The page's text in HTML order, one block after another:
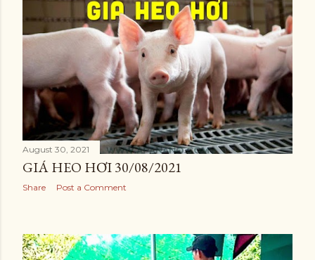
August 30, 2021
GIÁ HEO HƠI 30/08/2021
Share Post a Comment